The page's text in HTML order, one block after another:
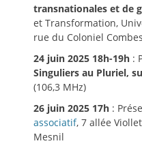
transnationales et de
et Transformation,
rue du Coloniel
24 juin 2025 18h-19h :
Singuliers au Pluriel,
(106,3 MHz)
26 juin 2025 17h :
associatif, 7 allée
Mesnil